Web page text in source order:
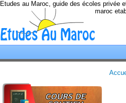
Etudes au Maroc, guide des écoles privée
maroc